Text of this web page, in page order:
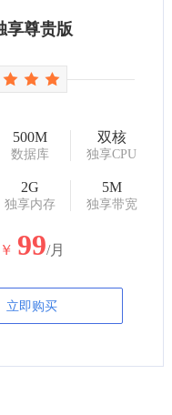
享尊贵版
500M
数据库
双核
独享CPU
2G
独享内存
5M
独享带宽
￥ 99/月
立即购买